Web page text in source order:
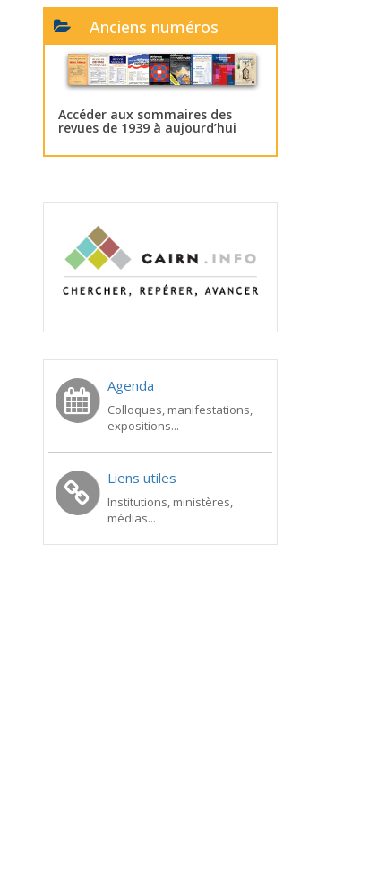
Anciens numéros
Accéder aux sommaires des
revues de 1939 à aujourd’hui
Agenda
Colloques, manifestations,
expositions...
Liens utiles
Institutions, ministères,
médias...